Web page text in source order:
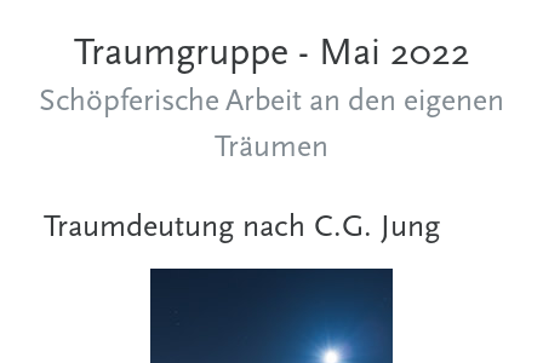
Traumgruppe - Mai 2022
Schöpferische Arbeit an den eigenen
Träumen
Traumdeutung nach C.G. Jung